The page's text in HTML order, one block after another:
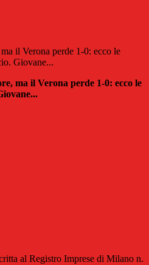
il Verona perde 1-0: ecco le
Giovane...
ma il Verona perde 1-0: ecco le
al Registro Imprese di Milano n.